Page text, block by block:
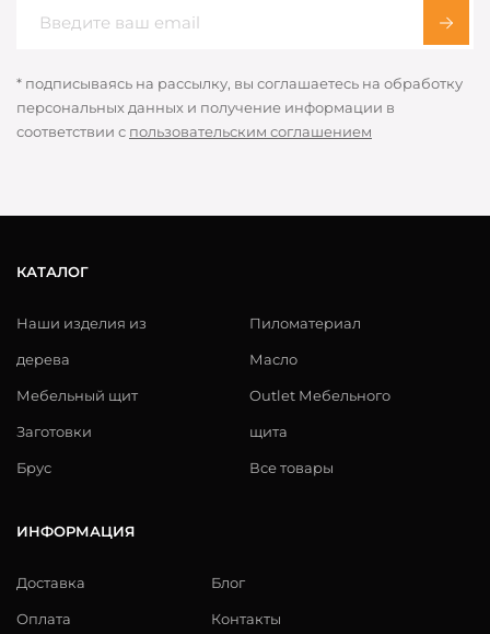
* подписываясь на рассылку, вы соглашаетесь на обработку
персональных данных и получение информации в
соответствии с пользовательским соглашением
КАТАЛОГ
Наши изделия из
дерева
Мебельный щит
Заготовки
Брус
Пиломатериал
Масло
Outlet Мебельного
щита
Все товары
ИНФОРМАЦИЯ
Доставка
Оплата
Блог
Контакты